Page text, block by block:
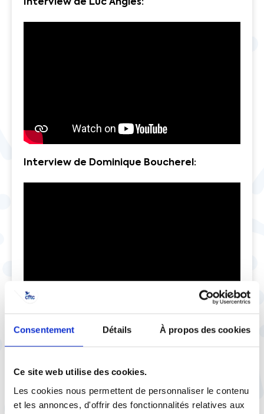
Consentement Détails À propos des cookies
Ce site web utilise des cookies.
Les cookies nous permettent de personnaliser le contenu
et les annonces, d'offrir des fonctionnalités relatives aux
Interview de Luc Anglès:
Interview de Dominique Boucherel: